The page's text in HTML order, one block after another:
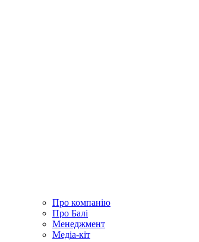
Про компанію
Про Балі
Менеджмент
Медіа-кіт